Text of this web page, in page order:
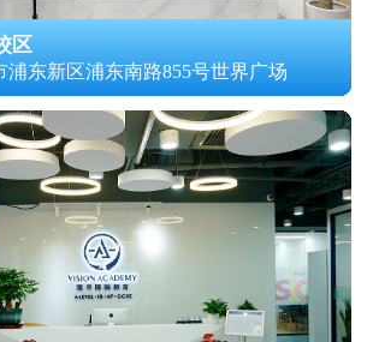
区
浦东新区浦东南路855号世界广场